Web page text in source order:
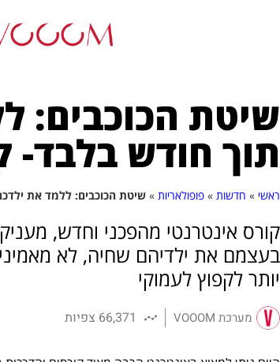
שיטת הכוכבים:
תוך חודש בלבד-
ראשי » חדשות » פופולאריות » שיטת הכוכבים: ללמד את
קורס אינטרנטי מהפכני וחדש,
בעצמם את ילדיהם שחיה, לא
יותר לקפוץ לעמוקי
מערכת VOOOM 66,371 צפיות